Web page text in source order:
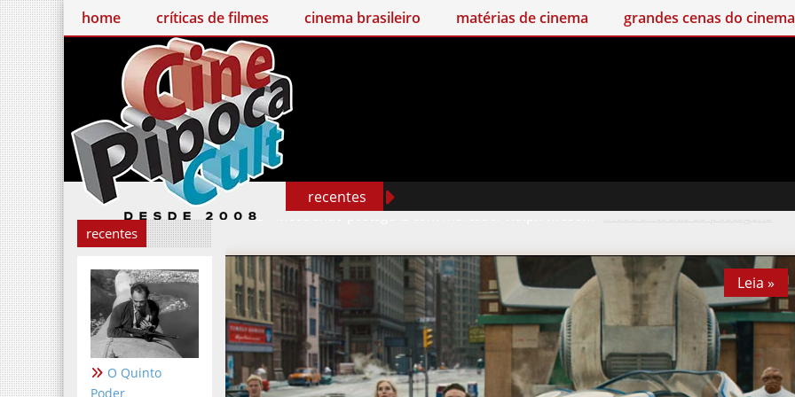
home críticas de filmes cinema brasileiro matérias de cinema grandes cenas do cinema
recentes
recentes
O Quinto
Poder
Mostrando postagens com marcadorRalph Ineson. Mostrar todas as postagens
Leia »